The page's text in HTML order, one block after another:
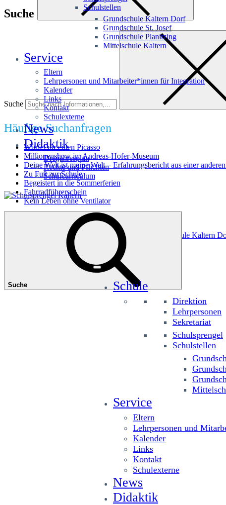
Schulstellen
Grundschule Kaltern Dorf
Grundschule St. Josef
Grundschule Planitzing
Mittelschule Kaltern
Service
Eltern
Lehrpersonen und Mitarbeiter*innen für Integration
Kalender
Links
Kontakt
Schulexterne
News
Didaktik
Dreijahresplan
Rechte und Pflichten
Schulcurriculum
Suche Schule
Direktion
Lehrpersonen
Sekretariat
Schulsprengel
Schulstellen
Service
Eltern
Lehrpersonen und
Kalender
Links
Kontakt
Schulexterne
News
Didaktik
Suche
Suche
Häufige Suchanfragen
Würfel dir einen Picasso
Millionenshow im Andreas-Hofer-Museum
Deine Welt ist meine Welt – Erfahrungsbericht aus einer
Zu Fuß zur Schule
Begeistert in die Sommerferien
Fahrradführerschein
Kein Leben ohne Ventilator
Das könnte Sie interessieren
Grundschule Planitzing Grundschule St. Josef Grundschule Kaltern